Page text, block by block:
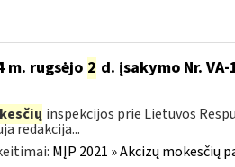
m. rugsėjo 2 d. įsakymo Nr.
inspekcijos prie Lietuvos
redakcija...
MĮP 2021 » Akcizų mokesčių